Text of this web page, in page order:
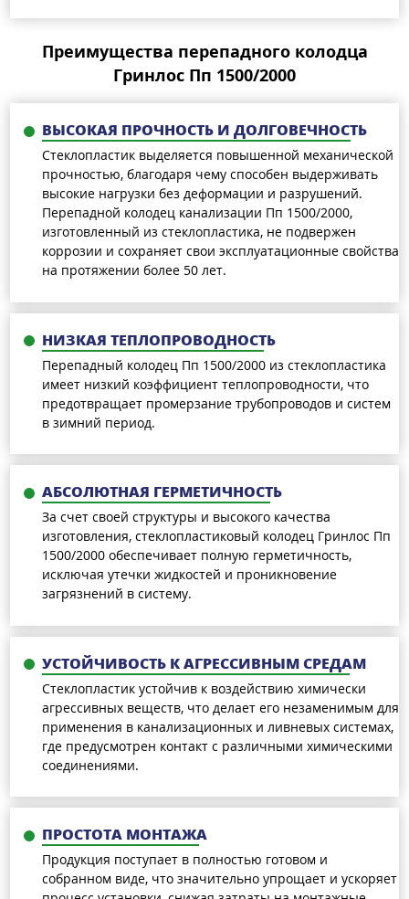
Преимущества перепадного колодца
Гринлос Пп 1500/2000
ВЫСОКАЯ ПРОЧНОСТЬ И ДОЛГОВЕЧНОСТЬ
Стеклопластик выделяется повышенной механической
прочностью, благодаря чему способен выдерживать
высокие нагрузки без деформации и разрушений.
Перепадной колодец канализации Пп 1500/2000,
изготовленный из стеклопластика, не подвержен
коррозии и сохраняет свои эксплуатационные свойства
на протяжении более 50 лет.
НИЗКАЯ ТЕПЛОПРОВОДНОСТЬ
Перепадный колодец Пп 1500/2000 из стеклопластика
имеет низкий коэффициент теплопроводности, что
предотвращает промерзание трубопроводов и систем
в зимний период.
АБСОЛЮТНАЯ ГЕРМЕТИЧНОСТЬ
За счет своей структуры и высокого качества
изготовления, стеклопластиковый колодец Гринлос Пп
1500/2000 обеспечивает полную герметичность,
исключая утечки жидкостей и проникновение
загрязнений в систему.
УСТОЙЧИВОСТЬ К АГРЕССИВНЫМ СРЕДАМ
Стеклопластик устойчив к воздействию химически
агрессивных веществ, что делает его незаменимым для
применения в канализационных и ливневых системах,
где предусмотрен контакт с различными химическими
соединениями.
ПРОСТОТА МОНТАЖА
Продукция поступает в полностью готовом и
собранном виде, что значительно упрощает и ускоряет